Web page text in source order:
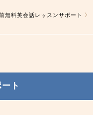
無料英会話レッスンサポート
ト